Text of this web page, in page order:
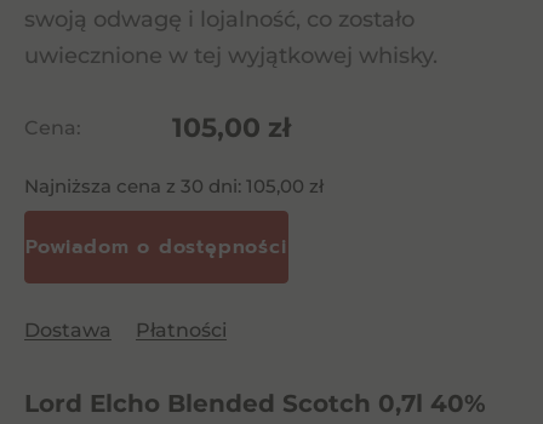
swoją odwagę i lojalność, co zostało
uwiecznione w tej wyjątkowej whisky.
Cena: 105,00 zł
Najniższa cena z 30 dni: 105,00 zł
Dostawa Płatności
Lord Elcho Blended Scotch 0,7l 40%